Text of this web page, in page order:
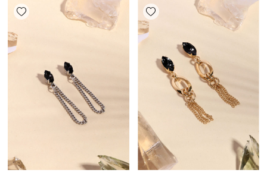
Add wishlist